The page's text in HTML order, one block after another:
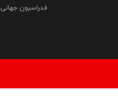
فدراسیون جهانی